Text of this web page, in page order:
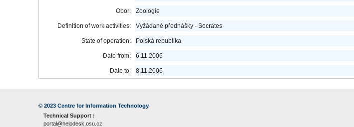
Obor: Zoologie
Definition of work activities: Vyžádané přednášky - Socrates
State of operation: Polská republika
Date from: 6.11.2006
Date to: 8.11.2006
© 2023Centre for Information Technology
Technical Support :
portal@helpdesk.osu.cz